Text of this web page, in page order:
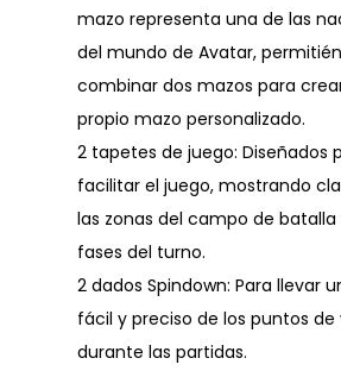
mazo representa una de las
del mundo de Avatar,
combinar dos mazos para
propio mazo personalizado.
2 tapetes de juego: Diseñados
facilitar el juego, mostrando
las zonas del campo de batalla
fases del turno.
2 dados Spindown: Para llevar
fácil y preciso de los puntos de
durante las partidas.